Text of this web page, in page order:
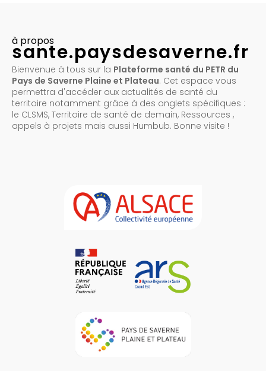
à propos
sante.paysdesaverne.fr
Bienvenue à tous sur la Plateforme santé du PETR du
Pays de Saverne Plaine et Plateau. Cet espace vous
permettra d'accéder aux actualités de santé du
territoire notamment grâce à des onglets spécifiques :
le CLSMS, Territoire de santé de demain, Ressources ,
appels à projets mais aussi Humbub. Bonne visite !